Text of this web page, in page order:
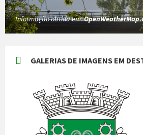
Informação obtida em:
GALERIAS DE IMAGENS EM